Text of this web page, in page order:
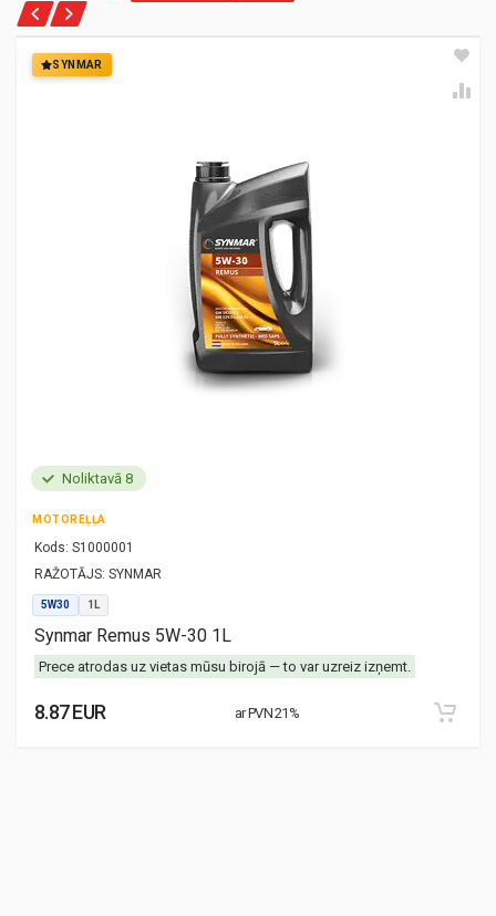
SYNMAR
Noliktavā 8
MOTOREĻĻA
Kods: S1000001
RAŽOTĀJS: SYNMAR
5W30 1L
Synmar Remus 5W-30 1L
Prece atrodas uz vietas mūsu birojā — to var uzreiz izņemt.
8.87 EUR ar PVN 21%